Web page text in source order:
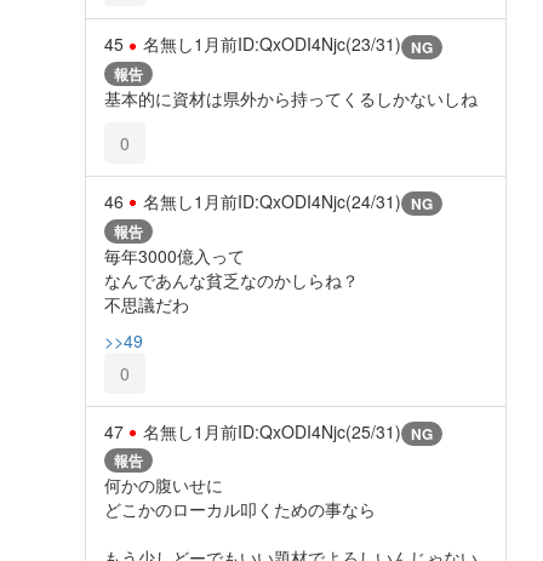
45 名無し1月前ID:QxODI4Njc(23/31) NG
報告
基本的に資材は県外から持ってくるしかないしね
0
46 名無し1月前ID:QxODI4Njc(24/31) NG
報告
毎年3000億入って
なんであんな貧乏なのかしらね？
不思議だわ
>>49
0
47 名無し1月前ID:QxODI4Njc(25/31) NG
報告
何かの腹いせに
どこかのローカル叩くための事なら